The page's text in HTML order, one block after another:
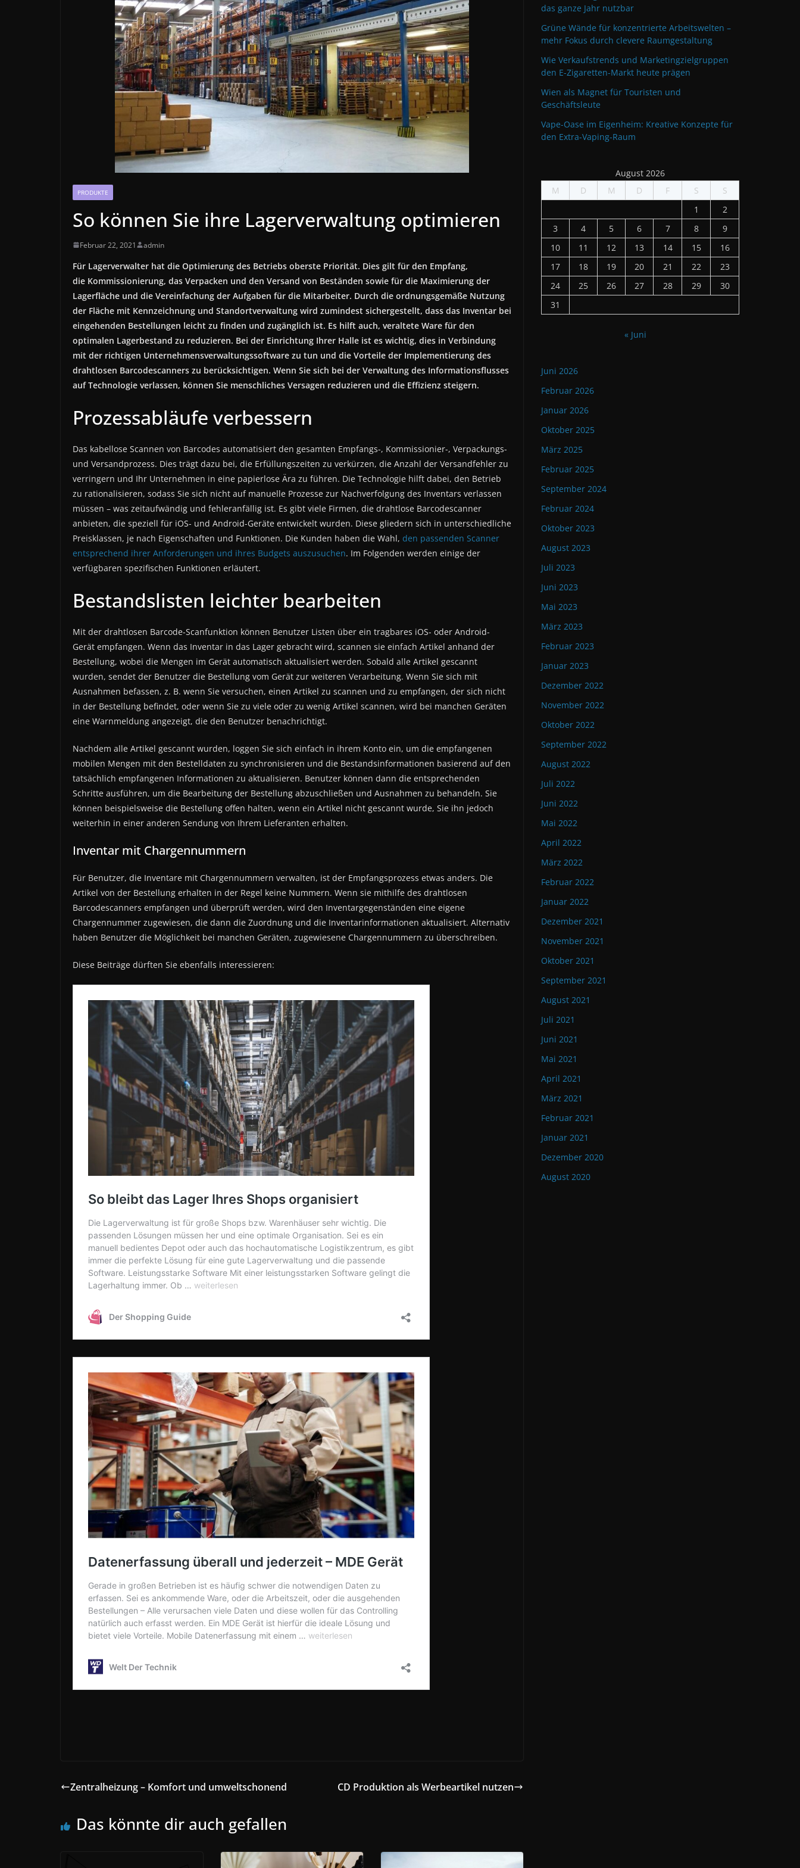
PRODUKTE
So können Sie ihre Lagerverwaltung optimieren
Februar 22, 2021 admin
Für Lagerverwalter hat die Optimierung des Betriebs oberste Priorität. Dies gilt für den Empfang,
die Kommissionierung, das Verpacken und den Versand von Beständen sowie für die Maximierung der
Lagerfläche und die Vereinfachung der Aufgaben für die Mitarbeiter. Durch die ordnungsgemäße Nutzung
der Fläche mit Kennzeichnung und Standortverwaltung wird zumindest sichergestellt, dass das Inventar bei
eingehenden Bestellungen leicht zu finden und zugänglich ist. Es hilft auch, veraltete Ware für den
optimalen Lagerbestand zu reduzieren. Bei der Einrichtung Ihrer Halle ist es wichtig, dies in Verbindung
mit der richtigen Unternehmensverwaltungssoftware zu tun und die Vorteile der Implementierung des
drahtlosen Barcodescanners zu berücksichtigen. Wenn Sie sich bei der Verwaltung des Informationsflusses
auf Technologie verlassen, können Sie menschliches Versagen reduzieren und die Effizienz steigern.
Prozessabläufe verbessern
Das kabellose Scannen von Barcodes automatisiert den gesamten Empfangs-, Kommissionier-, Verpackungs-
und Versandprozess. Dies trägt dazu bei, die Erfüllungszeiten zu verkürzen, die Anzahl der Versandfehler zu
verringern und Ihr Unternehmen in eine papierlose Ära zu führen. Die Technologie hilft dabei, den Betrieb
zu rationalisieren, sodass Sie sich nicht auf manuelle Prozesse zur Nachverfolgung des Inventars verlassen
müssen – was zeitaufwändig und fehleranfällig ist. Es gibt viele Firmen, die drahtlose Barcodescanner
anbieten, die speziell für iOS- und Android-Geräte entwickelt wurden. Diese gliedern sich in unterschiedliche
Preisklassen, je nach Eigenschaften und Funktionen. Die Kunden haben die Wahl, den passenden Scanner
entsprechend ihrer Anforderungen und ihres Budgets auszusuchen. Im Folgenden werden einige der
verfügbaren spezifischen Funktionen erläutert.
Bestandslisten leichter bearbeiten
Mit der drahtlosen Barcode-Scanfunktion können Benutzer Listen über ein tragbares iOS- oder Android-
Gerät empfangen. Wenn das Inventar in das Lager gebracht wird, scannen sie einfach Artikel anhand der
Bestellung, wobei die Mengen im Gerät automatisch aktualisiert werden. Sobald alle Artikel gescannt
wurden, sendet der Benutzer die Bestellung vom Gerät zur weiteren Verarbeitung. Wenn Sie sich mit
Ausnahmen befassen, z. B. wenn Sie versuchen, einen Artikel zu scannen und zu empfangen, der sich nicht
in der Bestellung befindet, oder wenn Sie zu viele oder zu wenig Artikel scannen, wird bei manchen Geräten
eine Warnmeldung angezeigt, die den Benutzer benachrichtigt.
Nachdem alle Artikel gescannt wurden, loggen Sie sich einfach in ihrem Konto ein, um die empfangenen
mobilen Mengen mit den Bestelldaten zu synchronisieren und die Bestandsinformationen basierend auf den
tatsächlich empfangenen Informationen zu aktualisieren. Benutzer können dann die entsprechenden
Schritte ausführen, um die Bearbeitung der Bestellung abzuschließen und Ausnahmen zu behandeln. Sie
können beispielsweise die Bestellung offen halten, wenn ein Artikel nicht gescannt wurde, Sie ihn jedoch
weiterhin in einer anderen Sendung von Ihrem Lieferanten erhalten.
Inventar mit Chargennummern
Für Benutzer, die Inventare mit Chargennummern verwalten, ist der Empfangsprozess etwas anders. Die
Artikel von der Bestellung erhalten in der Regel keine Nummern. Wenn sie mithilfe des drahtlosen
Barcodescanners empfangen und überprüft werden, wird den Inventargegenständen eine eigene
Chargennummer zugewiesen, die dann die Zuordnung und die Inventarinformationen aktualisiert. Alternativ
haben Benutzer die Möglichkeit bei manchen Geräten, zugewiesene Chargennummern zu überschreiben.
Diese Beiträge dürften Sie ebenfalls interessieren:
Zentralheizung – Komfort und umweltschonend CD Produktion als Werbeartikel nutzen
Das könnte dir auch gefallen
das ganze Jahr nutzbar
Grüne Wände für konzentrierte Arbeitswelten –
mehr Fokus durch clevere Raumgestaltung
Wie Verkaufstrends und Marketingzielgruppen
den E-Zigaretten-Markt heute prägen
Wien als Magnet für Touristen und
Geschäftsleute
Vape-Oase im Eigenheim: Kreative Konzepte für
den Extra-Vaping-Raum
August 2026
M
D M D F S
S
1
2
3
4 5 6 7 8
9
10
11 12 13 14 15
16
17
18 19 20 21 22
23
24
25 26 27 28 29
30
31
« Juni
Juni 2026
Februar 2026
Januar 2026
Oktober 2025
März 2025
Februar 2025
September 2024
Februar 2024
Oktober 2023
August 2023
Juli 2023
Juni 2023
Mai 2023
März 2023
Februar 2023
Januar 2023
Dezember 2022
November 2022
Oktober 2022
September 2022
August 2022
Juli 2022
Juni 2022
Mai 2022
April 2022
März 2022
Februar 2022
Januar 2022
Dezember 2021
November 2021
Oktober 2021
September 2021
August 2021
Juli 2021
Juni 2021
Mai 2021
April 2021
März 2021
Februar 2021
Januar 2021
Dezember 2020
August 2020